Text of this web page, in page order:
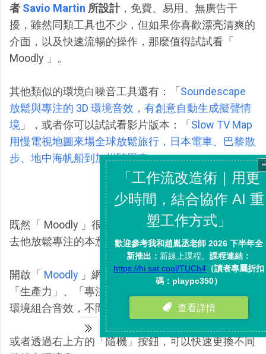
者 Savio Martin 所設計，免費、易用、無廣告干
擾，雖然同類工具也不少，但如果你喜歡漂亮清爽的
介面，以及快速流暢的操作，那麼值得試試看「
Moodly 」。
其他類似的環境白噪音工具還有：「Soundescape
放鬆與專注的 3D 環境音效，有創意自動生成擬聲情
境 」，或者你可以試試看影片版本：「Slow TV Map
用慢電視地圖來場全球放鬆旅行，日本電車、巴黎散
步、地中海帆船到加州騎單車」。
既然「 Moodly 」很簡單，我介紹得太複雜，反而失
去他放鬆專注的本意了。
開啟「 Moodly 」網站，我們可以透過上方預設的
「生產力」、「專注」、「放鬆」按鈕，開啟預設的
環境組合音效，不間斷的當作背景音播放。
或者透過右上方的「隨機」按鈕，可以快速更換不同